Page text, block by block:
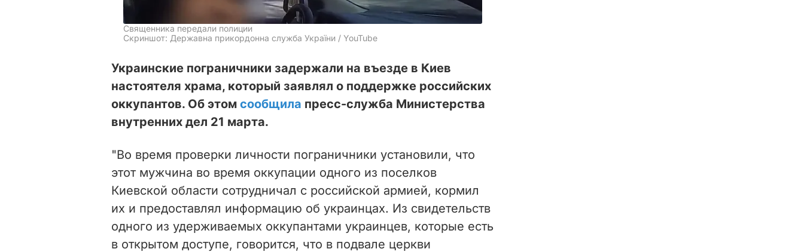
Священника передали полиции
Скриншот: Державна прикордонна служба України / YouTube
Украинские пограничники задержали на въезде в Киев
настоятеля храма, который заявлял о поддержке российских
оккупантов. Об этом сообщила пресс-служба Министерства
внутренних дел 21 марта.
"Во время проверки личности пограничники установили, что
этот мужчина во время оккупации одного из поселков
Киевской области сотрудничал с российской армией, кормил
их и предоставлял информацию об украинцах. Из свидетельств
одного из удерживаемых оккупантами украинцев, которые есть
в открытом доступе, говорится, что в подвале церкви